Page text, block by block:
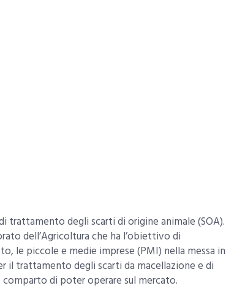
trattamento degli scarti di origine animale (SOA).
dell’Agricoltura che ha l’obiettivo di
le piccole e medie imprese (PMI) nella messa in
il trattamento degli scarti da macellazione e di
di poter operare sul mercato.